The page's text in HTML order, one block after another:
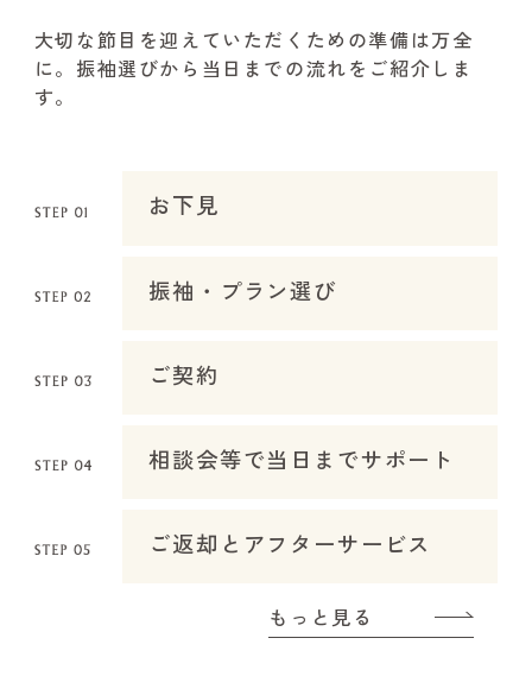
大切な節目を迎えていただくための準備は万全
に。振袖選びから当日までの流れをご紹介しま
す。
お下見
振袖・プラン選び
ご契約
相談会等で当日までサポート
ご返却とアフターサービス
もっと見る